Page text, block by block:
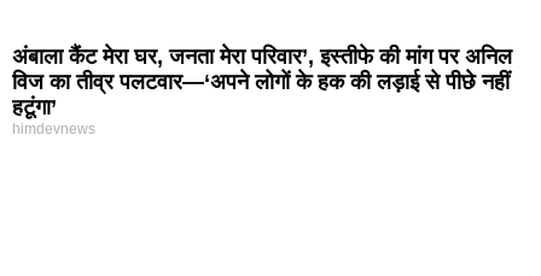
अंबाला कैंट मेरा घर, जनता मेरा परिवार’, इस्तीफे की मांग पर अनिल
विज का तीव्र पलटवार—‘अपने लोगों के हक की लड़ाई से पीछे नहीं
हटूंगा’
himdevnews